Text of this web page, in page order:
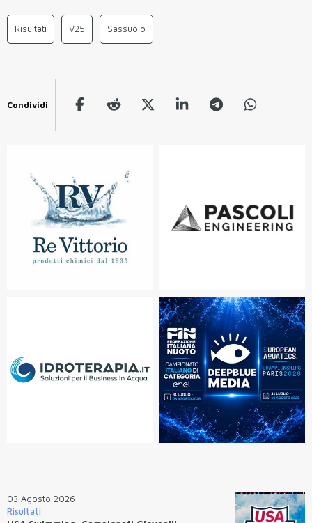
Risultati V25 Sassuolo
Condividi
03 Agosto 2026
Risultati